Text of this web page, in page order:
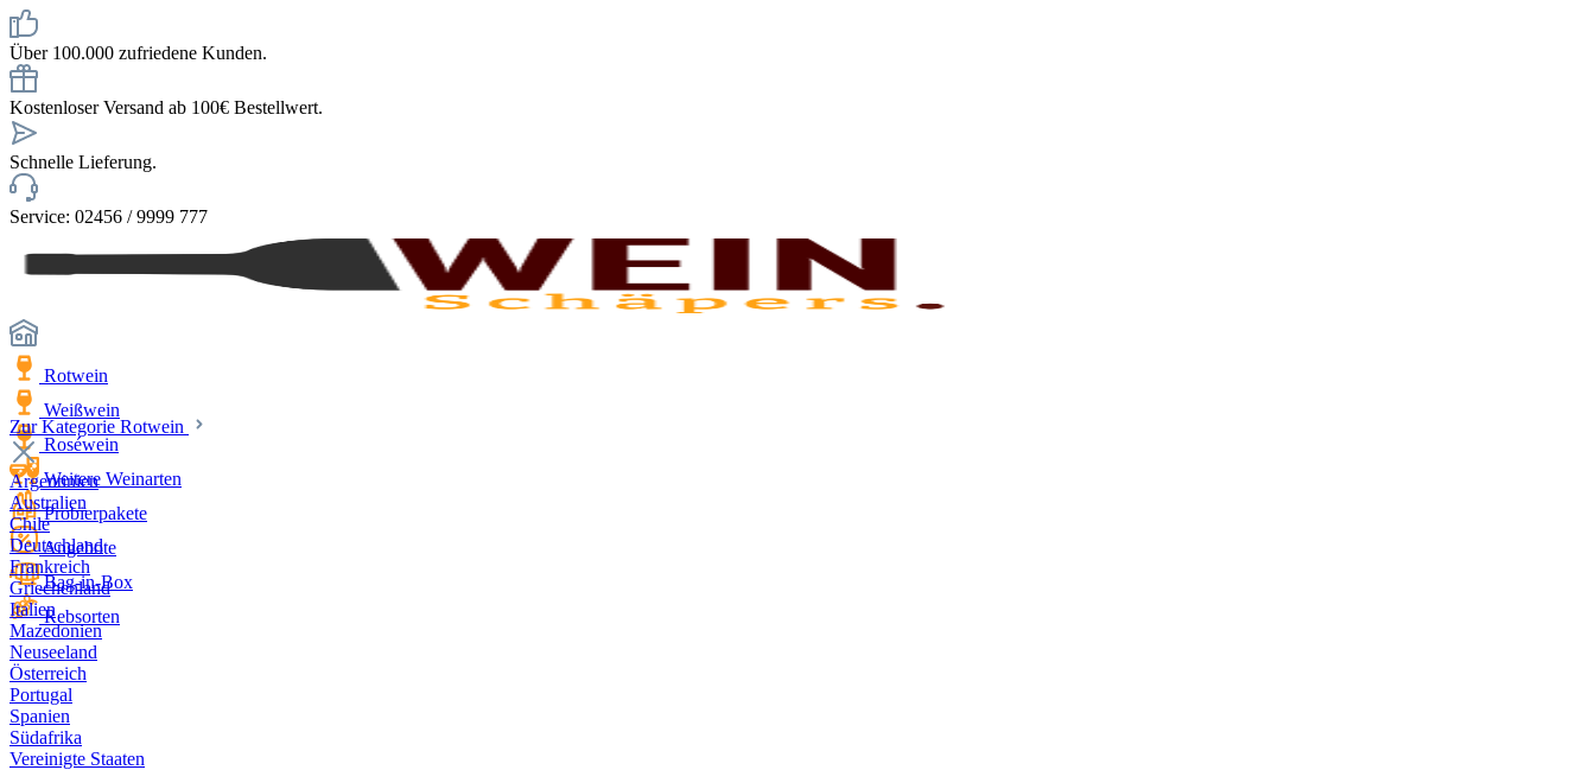
Über 100.000 zufriedene Kunden.
Kostenloser Versand ab 100€ Bestellwert.
Schnelle Lieferung.
Service: 02456 / 9999 777
Rotwein
Weißwein
Roséwein
Weitere Weinarten
Probierpakete
Angebote
Bag-in-Box
Rebsorten
Zur Kategorie Rotwein
Argentinien
Australien
Chile
Deutschland
Frankreich
Griechenland
Italien
Mazedonien
Neuseeland
Österreich
Portugal
Spanien
Südafrika
Vereinigte Staaten